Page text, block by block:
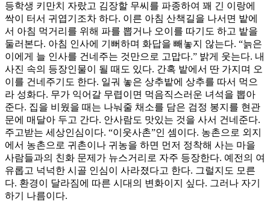
등학생 키만치 자랐고 김장할 무씨를 파종하여 꽤 긴 이랑에
싹이 터서 귀엽기조차 하다. 이른 아침 산책길을 나서면 밭에
서 아침 먹거리를 위해 파를 뽑거나 오이를 따기도 하고 밭을
둘러본다. 아침 인사에 기뻐하며 화답을 빼놓지 않는다. “늙은
이에게 늘 인사를 건네주는 것만으로 고맙다.” 밝게 웃는다. 내
사진 속의 등장인물이 될 때도 있다. 간혹 밭에서 딴 가지며 오
이를 건네주기도 한다. 일궈 놓은 상추밭에 상추를 따서 먹으
라 성화다. 무가 익어갈 무렵이면 먹음직스러운 녀석을 뽑아
준다. 집을 비웠을 때는 나눠줄 채소를 담은 검정 봉지를 현관
문에 매달아 두고 간다. 안사람도 맛있는 것을 사서 건네준다.
주고받는 세상인심이다. “이웃사촌”인 셈이다. 농촌으로 외지
에서 농촌으로 귀촌이나 귀농을 하면 먼저 정착해 사는 마을
사람들과의 친화 문제가 뉴스거리로 자주 등장한다. 예전의 여
유롭고 넉넉한 시골 인심이 사라졌다고 한다. 그럴지도 모른
다. 환경이 달라짐에 따른 시대의 변화이지 싶다. 그러나 자기
하기 나름이다.